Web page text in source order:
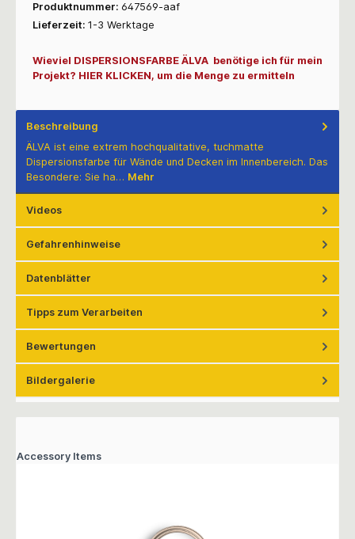
Produktnummer: 647569-aaf
Lieferzeit: 1-3 Werktage
Wieviel DISPERSIONSFARBE ÄLVA benötige ich für mein
Projekt? HIER KLICKEN, um die Menge zu ermitteln
Beschreibung
ÄLVA ist eine extrem hochqualitative, tuchmatte
Dispersionsfarbe für Wände und Decken im Innenbereich. Das
Besondere: Sie ha… Mehr
Videos
Gefahrenhinweise
Datenblätter
Tipps zum Verarbeiten
Bewertungen
Bildergalerie
Accessory Items